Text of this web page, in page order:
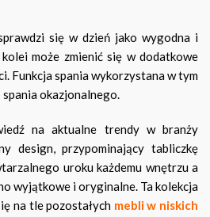
się w dzień jako wygodna i
może zmienić się w dodatkowe
Funkcja spania wykorzystana w tym
spania okazjonalnego.
na aktualne trendy w branży
design, przypominający tabliczkę
uroku każdemu wnętrzu a
wyjątkowe i oryginalne. Ta kolekcja
na tle pozostałych mebli w niskich